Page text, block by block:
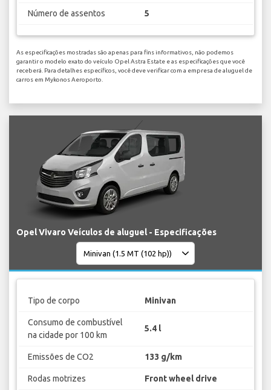
Número de assentos 5
As especificações mostradas são apenas para fins informativos, não podemos
garantir o modelo exato do veículo Opel Astra Estate e as especificações que você
receberá. Para detalhes específicos, você deve verificar com a empresa de aluguel de
carros em Mykonos Aeroporto.
Opel Vivaro Veículos de aluguel - Especificações
Tipo de corpo Minivan
Consumo de combustível
na cidade por 100 km
5.4 l
Emissões de CO2 133 g/km
Rodas motrizes Front wheel drive